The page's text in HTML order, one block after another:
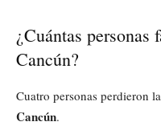
¿Cuántas personas
Cancún?
Cuatro personas perdieron
Cancún.